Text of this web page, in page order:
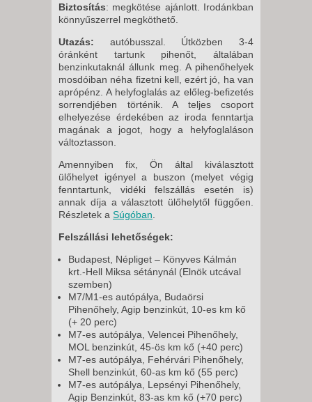
Biztosítás: megkötése ajánlott. Irodánkban
könnyűszerrel megköthető.
Utazás: autóbusszal. Útközben 3-4
óránként tartunk pihenőt, általában
benzinkutaknál állunk meg. A pihenőhelyek
mosdóiban néha fizetni kell, ezért jó, ha van
aprópénz. A helyfoglalás az előleg-befizetés
sorrendjében történik. A teljes csoport
elhelyezése érdekében az iroda fenntartja
magának a jogot, hogy a helyfoglaláson
változtasson.
Amennyiben fix, Ön által kiválasztott
ülőhelyet igényel a buszon (melyet végig
fenntartunk, vidéki felszállás esetén is)
annak díja a választott ülőhelytől függően.
Részletek a Súgóban
Felszállási lehetőségek:
Budapest, Népliget – Könyves Kálmán
krt.-Hell Miksa sétánynál (Elnök utcával
szemben)
M7/M1-es autópálya, Budaörsi
Pihenőhely, Agip benzinkút, 10-es km kő
(+ 20 perc)
M7-es autópálya, Velencei Pihenőhely,
MOL benzinkút, 45-ös km kő (+40 perc)
M7-es autópálya, Fehérvári Pihenőhely,
Shell benzinkút, 60-as km kő (55 perc)
M7-es autópálya, Lepsényi Pihenőhely,
Agip Benzinkút, 83-as km kő (+70 perc)